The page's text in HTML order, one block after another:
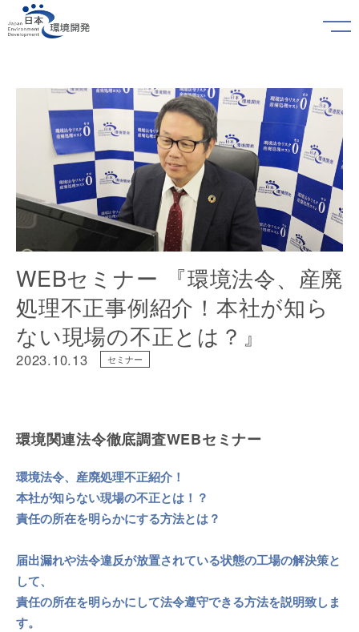
WEBセミナー 『環境法令、産廃
処理不正事例紹介！本社が知ら
ない現場の不正とは？』
2023.10.13 セミナー
環境関連法令徹底調査WEBセミナー
環境法令、産廃処理不正紹介！
本社が知らない現場の不正とは！？
責任の所在を明らかにする方法とは？
届出漏れや法令違反が放置されている状態の工場の解決策と
して、
責任の所在を明らかにして法令遵守できる方法を説明致しま
す。